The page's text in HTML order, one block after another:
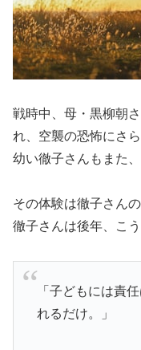
戦時中、母・黒柳朝
れ、空襲の恐怖にさら
幼い徹子さんもまた
その体験は徹子さん
徹子さんは後年、こ
「子どもには責
れるだけ。」